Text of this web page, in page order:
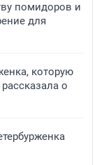
помидоров и
для
которую
о